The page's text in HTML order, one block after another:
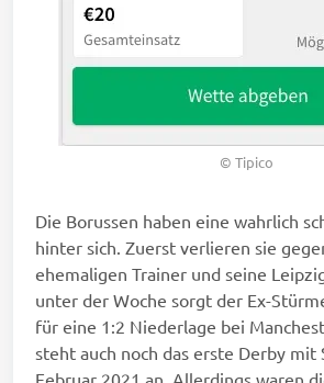
© Tipico
Die Borussen haben eine wahrlich
hinter sich. Zuerst verlieren sie
ehemaligen Trainer und seine
unter der Woche sorgt der Ex-
für eine 1:2 Niederlage bei
steht auch noch das erste Derby mit
Februar 2021 an. Allerdings waren